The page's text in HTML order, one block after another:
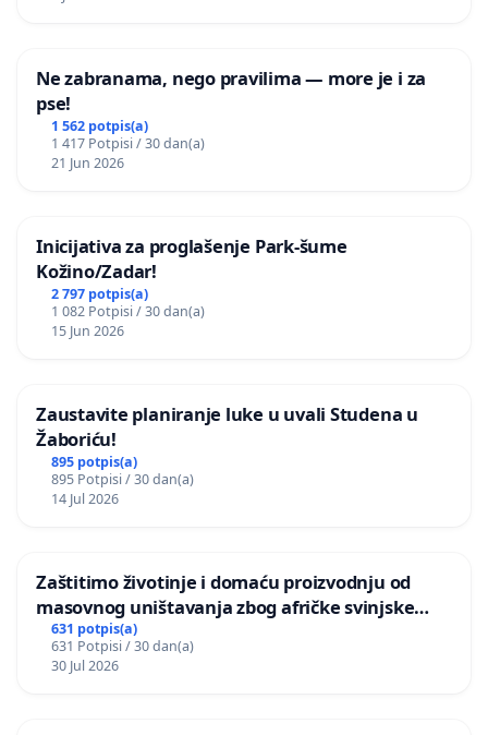
Ne zabranama, nego pravilima — more je i za
pse!
1 562 potpis(a)
1 417 Potpisi / 30 dan(a)
21 Jun 2026
Inicijativa za proglašenje Park-šume
Kožino/Zadar!
2 797 potpis(a)
1 082 Potpisi / 30 dan(a)
15 Jun 2026
Zaustavite planiranje luke u uvali Studena u
Žaboriću!
895 potpis(a)
895 Potpisi / 30 dan(a)
14 Jul 2026
Zaštitimo životinje i domaću proizvodnju od
masovnog uništavanja zbog afričke svinjske
kuge
631 potpis(a)
631 Potpisi / 30 dan(a)
30 Jul 2026